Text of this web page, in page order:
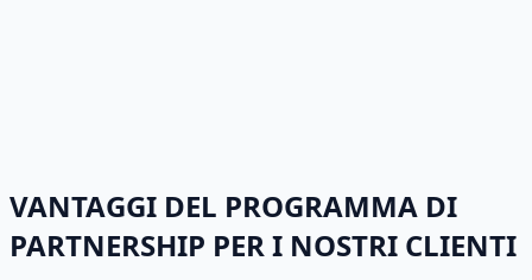
VANTAGGI DEL PROGRAMMA DI
PARTNERSHIP PER I NOSTRI CLIENTI